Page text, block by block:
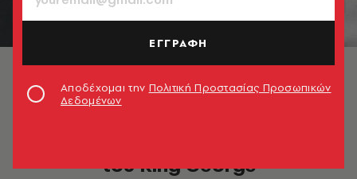
Ο Σωκράτης Καλκάνης σε νεαρή ηλικία
του King George
ΕΓΓΡΑΦΗ
Αποδέχομαι την Πολιτική Προστασίας Προσωπικών
Δεδομένων